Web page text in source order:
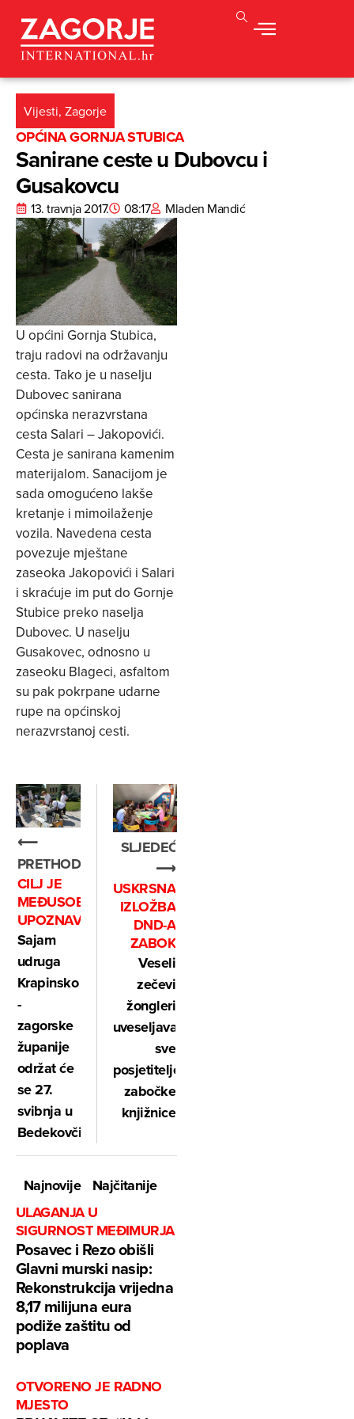
Vijesti, Zagorje
OPĆINA GORNJA STUBICA
Sanirane ceste u Dubovcu i
Gusakovcu
13. travnja 2017. 08:17 Mladen Mandić
U općini Gornja Stubica,
traju radovi na održavanju
cesta. Tako je u naselju
Dubovec sanirana
općinska nerazvrstana
cesta Salari – Jakopovići.
Cesta je sanirana kamenim
materijalom. Sanacijom je
sada omogućeno lakše
kretanje i mimoilaženje
vozila. Navedena cesta
povezuje mještane
zaseoka Jakopovići i Salari
i skraćuje im put do Gornje
Stubice preko naselja
Dubovec. U naselju
Gusakovec, odnosno u
zaseoku Blageci, asfaltom
su pak pokrpane udarne
rupe na općinskoj
nerazvrstanoj cesti.
⟵
PRETHODNO
CILJ JE
MEĐUSOBNO
UPOZNAVANJE
Sajam
udruga
Krapinsko
-
zagorske
županije
održat će
se 27.
svibnja u
Bedekovčini
SLJEDEĆE
⟶
USKRSNA
IZLOŽBA
DND-A
ZABOK
Veseli
zečevi
žongleri
uveseljavaju
sve
posjetitelje
zabočke
knjižnice
Najnovije
Najčitanije
ULAGANJA U
SIGURNOST MEĐIMURJA
Posavec i Rezo obišli
Glavni murski nasip:
Rekonstrukcija vrijedna
8,17 milijuna eura
podiže zaštitu od
poplava
OTVORENO JE RADNO
MJESTO